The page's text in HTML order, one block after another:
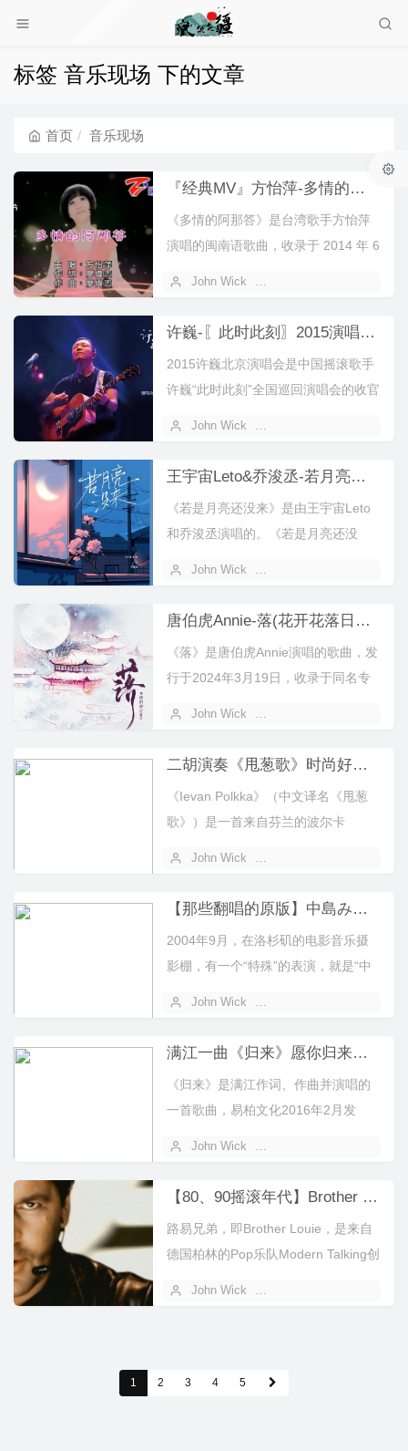
标签 音乐现场 下的文章
首页 音乐现场
『经典MV』方怡萍-多情的阿那答(闽南语)(KTV)
《多情的阿那答》是台湾歌手方怡萍
演唱的闽南语歌曲‌，收录于 2014 年 6
John Wick
许巍-〖此时此刻〗2015演唱会北京站特辑
2015许巍北京演唱会是中国摇滚歌手
许巍“此时此刻”全国巡回演唱会的收官
John Wick
王宇宙Leto&乔浚丞-若月亮没来(若是月亮还没来)-官方MV
《若是月亮还没来》是由王宇宙Leto
和乔浚丞演唱的。《若是月亮还没
John Wick
唐伯虎Annie-落(花开花落日升日没)-官方MV
《落》是唐伯虎Annie演唱的歌曲，发
行于2024年3月19日，收录于同名专
John Wick
二胡演奏《甩葱歌》时尚好听！
《Ievan Polkka》（中文译名《甩葱
歌》）是一首来自芬兰的波尔卡
John Wick
【那些翻唱的原版】中島みゆき-この世に二人だけ -世上只剩你我二人-中岛美雪（潇洒的走 日语原版）
2004年9月，在洛杉矶的电影音乐摄
影棚，有一个“特殊”的表演，就是“中
John Wick
满江一曲《归来》愿你归来时，仍是少年！
《归来》是满江作词、作曲并演唱的
一首歌曲，易柏文化2016年2月发
John Wick
【80、90摇滚年代】Brother Louie '98 - Modern Talking
路易兄弟，即Brother Louie，是来自
德国柏林的Pop乐队Modern Talking创
John Wick
1 2 3 4 5